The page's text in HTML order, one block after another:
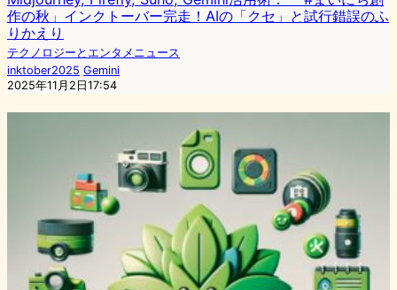
作の秋」インクトーバー完走！AIの「クセ」と試行錯誤のふ
りかえり
テクノロジーとエンタメニュース
inktober2025 Gemini
2025年11月2日17:54